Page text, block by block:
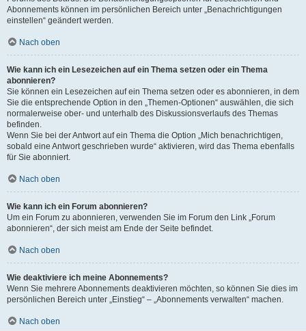
Abonnements können im persönlichen Bereich unter „Benachrichtigungen
einstellen“ geändert werden.
Nach oben
Wie kann ich ein Lesezeichen auf ein Thema setzen oder ein Thema
abonnieren?
Sie können ein Lesezeichen auf ein Thema setzen oder es abonnieren, in dem
Sie die entsprechende Option in den „Themen-Optionen“ auswählen, die sich
normalerweise ober- und unterhalb des Diskussionsverlaufs des Themas
befinden.
Wenn Sie bei der Antwort auf ein Thema die Option „Mich benachrichtigen,
sobald eine Antwort geschrieben wurde“ aktivieren, wird das Thema ebenfalls
für Sie abonniert.
Nach oben
Wie kann ich ein Forum abonnieren?
Um ein Forum zu abonnieren, verwenden Sie im Forum den Link „Forum
abonnieren“, der sich meist am Ende der Seite befindet.
Nach oben
Wie deaktiviere ich meine Abonnements?
Wenn Sie mehrere Abonnements deaktivieren möchten, so können Sie dies im
persönlichen Bereich unter „Einstieg“ – „Abonnements verwalten“ machen.
Nach oben